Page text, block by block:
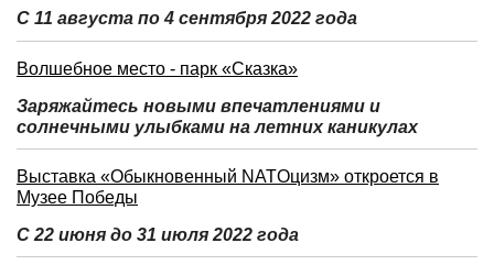
С 11 августа по 4 сентября 2022 года
Волшебное место - парк «Сказка»
Заряжайтесь новыми впечатлениями и
солнечными улыбками на летних каникулах
Выставка «Обыкновенный NATOцизм» откроется в
Музее Победы
С 22 июня до 31 июля 2022 года